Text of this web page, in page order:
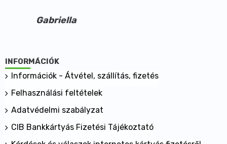
Gabriella
INFORMÁCIÓK
Információk - Átvétel, szállítás, fizetés
Felhasználási feltételek
Adatvédelmi szabályzat
CIB Bankkártyás Fizetési Tájékoztató